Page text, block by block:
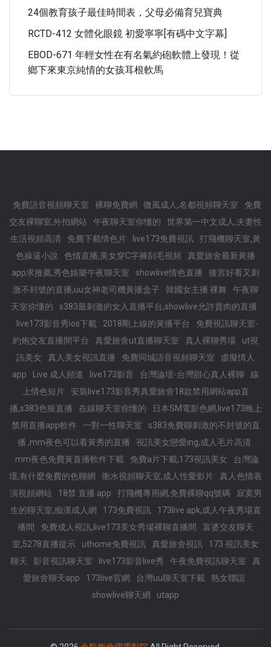
24個教育孩子最佳時間表，父母必備育兒寶典
RCTD-412 女體化眼鏡 初愛寧寧[有碼中文字幕]
EBOD-671 年輕女性在有名氣約砲軟體上發現！從
鄉下來東京純情的女孩耳根軟馬
免費語音視頻聊天室 裸聊免費網 微風成人,名都視頻聊天室
免費
交友裸聊室,外拍網站
午夜聊天室你懂的
世界第一中文成人,夫妻性
生活視頻高清
免費下載情色片 live173免費視訊
打飛機聊天室,黃
色操逼小說
色情直播,美女穿C字褲刮毛視頻
真愛旅舍最新黃播
app求推薦,秀色娛樂午夜聊天室
showlive情色直播
後宮好看又刺
激不封號的直播,uu女神老司機黃播盒子
韓國女主播 裸舞
午夜聊
天室你懂的
s383最刺激的女人直播平台,showlive允許賣肉的直播
live173影音秀ios下載
2018剛上線的黃播平台
免費視訊聊天室-
約炮交友直播間平台
真愛旅舍ut直播聊天室 真人裸聊秀場
ut視
訊美女
真人美女視訊直播 免費同城語音視頻聊天室
虛擬情人
app
Live 成人頻道 live173影音 台灣論壇-台灣甜心真人裸聊
線
上情色短片
安裝live173影音秀真愛旅舍18款禁用網站app直
播,s383色狼直播
在線聊天室你懂的
日本SM電影色網,live173晚上
禁用直播app軟件
一對一性聊天室
s383免費聊刺激的不封號的直
播 ,mm夜色可以看黃秀的直播
視訊美女戀愛ing,成人毛片高清
mm夜色免費黃直播軟件下載
免費a片下載,173視訊美女
台灣論
壇,有什麼免費的色聊網
衡水視頻聊天室,成人性愛影片
真人色情表
演視頻網站
18禁 直播 app 打飛機專用網,免費裸聊qq號碼
寂寞男
生的聊天室,痴漢成人網
173免費視訊
173live apk,成人午夜秀場直
播間
免費成人視訊,live173美女秀場裸聊直播間
富婆交友聊天
室,5278直播提示
uthome免費視訊 真愛旅舍視訊
173 視訊美女
聊天
影音視訊聊天室 live173影音live秀 午夜免費視訊聊天室
真
愛旅舍聊天app
173live官網 台灣uu聊天室下載
熟女聯誼
showlive聊天網
utapp